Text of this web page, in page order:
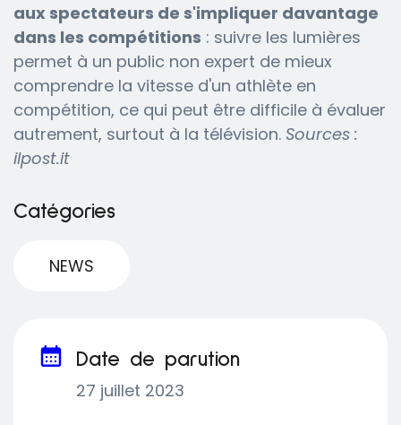
aux spectateurs de s'impliquer davantage
dans les compétitions : suivre les lumières
permet à un public non expert de mieux
comprendre la vitesse d'un athlète en
compétition, ce qui peut être difficile à évaluer
autrement, surtout à la télévision. Sources :
ilpost.it
Catégories
NEWS
Date de parution
27 juillet 2023